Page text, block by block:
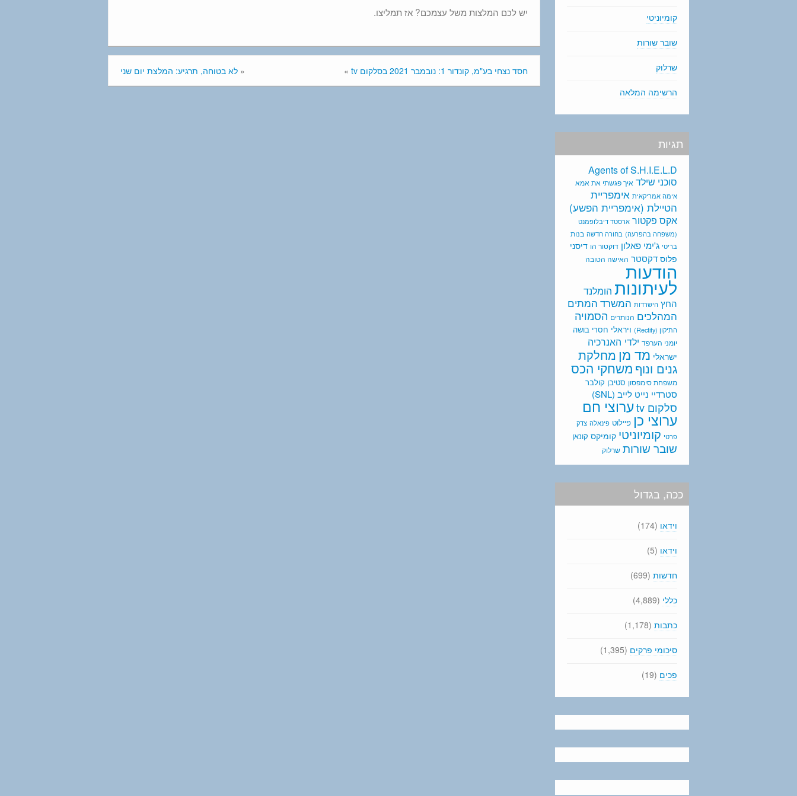
יש לכם המלצות משל עצמכם? אז תמליצו.
« לא בטוחה, תרגיע: המלצת יום שני חסד נצחי בע"מ, קונדור 1: נובמבר 2021 בסלקום tv »
קומיוניטי
שובר שורות
שרלוק
הרשימה המלאה
תגיות
Agents of S.H.I.E.L.D
סוכני שילד איך פגשתי את אמא
אימה אמריקאית אימפריית
הטיילת (אימפריית הפשע)
אקס פקטור ארסטד דיבלופמנט
(משפחה בהפרעה) בחורה חדשה בנות
בריטי ג'ימי פאלון דוקטור הו דיסני
פלוס דקסטר האישה הטובההודעות
לעיתונות הומלנד
החץ הישרדות המשרד המתים
המהלכים הנותרים הסמויה
התיקון (Rectify) ויראלי חסרי בושה
יומני הערפד ילדי האנרכיה
ישראלי מד מן מחלקת
גנים ונוף משחקי הכס
משפחת סימפסון סטיבן קולבר
סטרדיי נייט לייב (SNL)
סלקום tv ערוצי חם
ערוצי כן פיילוט פינאלה צדק
פרטי קומיוניטי קומיקס קונאן
שובר שורות שרלוק
ככה, בגדול
וידאו (174)
וידאו (5)
חדשות (699)
כללי (4,889)
כתבות (1,178)
סיכומי פרקים (1,395)
פכים (19)